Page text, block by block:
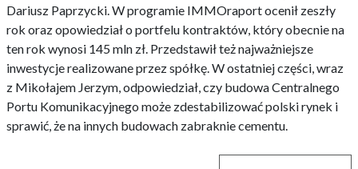
Dariusz Paprzycki. W programie IMMOraport ocenił zeszły
rok oraz opowiedział o portfelu kontraktów, który obecnie na
ten rok wynosi 145 mln zł. Przedstawił też najważniejsze
inwestycje realizowane przez spółkę. W ostatniej części, wraz
z Mikołajem Jerzym, odpowiedział, czy budowa Centralnego
Portu Komunikacyjnego może zdestabilizować polski rynek i
sprawić, że na innych budowach zabraknie cementu.